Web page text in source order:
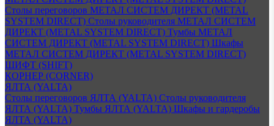
Столы переговоров МЕТАЛ СИСТЕМ ДИРЕКТ (METAL
SYSTEM DIRECT) Столы руководителя МЕТАЛ СИСТЕМ
ДИРЕКТ (METAL SYSTEM DIRECT) Тумбы МЕТАЛ
СИСТЕМ ДИРЕКТ (METAL SYSTEM DIRECT) Шкафы
МЕТАЛ СИСТЕМ ДИРЕКТ (METAL SYSTEM DIRECT)
ШИФТ (SHIFT)
КОРНЕР (CORNER)
ЯЛТА (YALTA)
Столы переговоров ЯЛТА (YALTA) Столы руководителя
ЯЛТА (YALTA) Тумбы ЯЛТА (YALTA) Шкафы и гардеробы
ЯЛТА (YALTA)